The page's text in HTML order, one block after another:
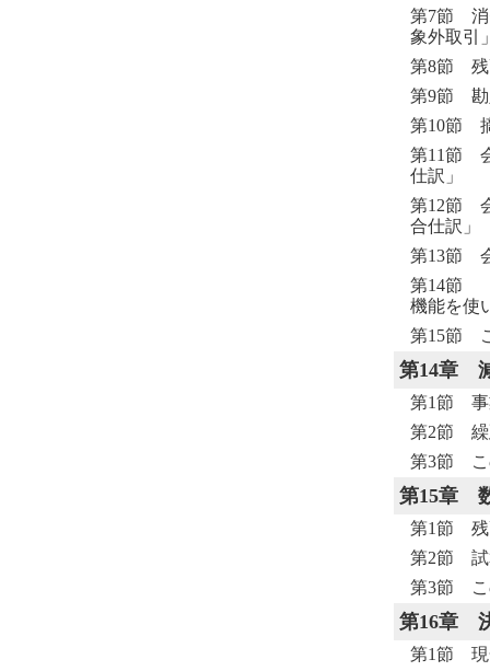
第7節
象外取
第8節 残
第9節 勘
第10節
第11節
仕訳」
第12節
合仕訳」
第13節
第14節
機能を使
第15節
第14章
第1節 事
第2節 繰
第3節 こ
第15章
第1節 残
第2節 試
第3節 こ
第16章
第1節 現